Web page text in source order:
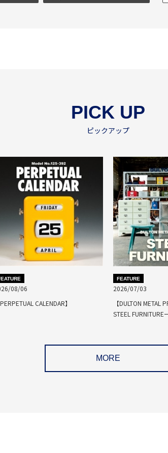
PICK UP
ピックアップ
08/06
PERPETUAL CALENDAR】
FEATURE
2026/07/03
【DULTON METAL
STEEL FURNITURE
MORE